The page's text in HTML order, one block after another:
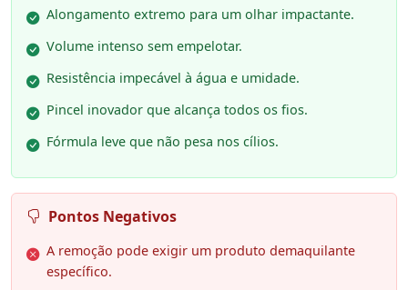
Alongamento extremo para um olhar impactante.
Volume intenso sem empelotar.
Resistência impecável à água e umidade.
Pincel inovador que alcança todos os fios.
Fórmula leve que não pesa nos cílios.
Pontos Negativos
A remoção pode exigir um produto demaquilante
específico.